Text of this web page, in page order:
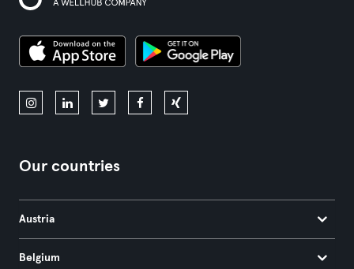
Our countries
Austria
Belgium